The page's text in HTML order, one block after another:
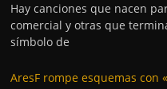
Hay canciones que nacen
comercial y otras que
símbolo de
AresF rompe esquemas con